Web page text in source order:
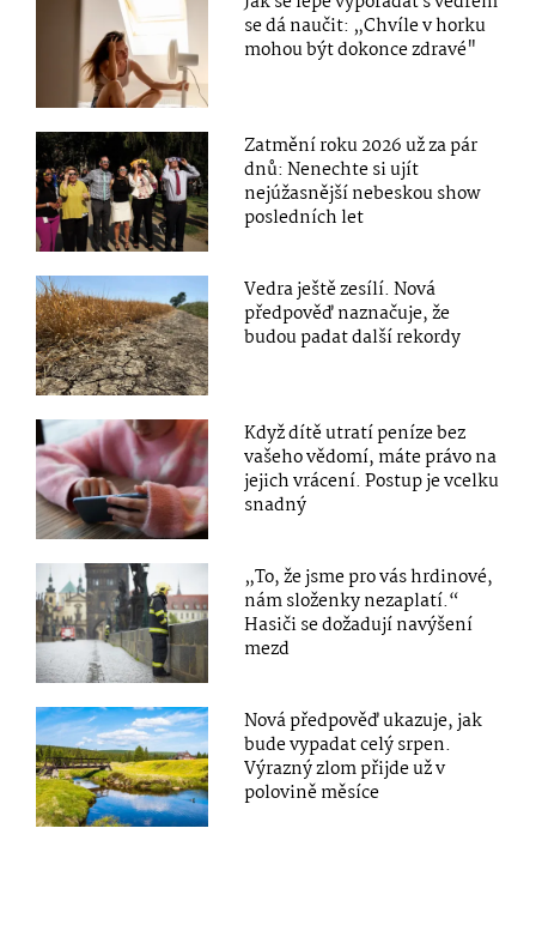
se dá naučit: „Chvíle v horku
mohou být dokonce zdravé"
Zatmění roku 2026 už za pár
dnů: Nenechte si ujít
nejúžasnější nebeskou show
posledních let
Vedra ještě zesílí. Nová
předpověď naznačuje, že
budou padat další rekordy
Když dítě utratí peníze bez
vašeho vědomí, máte právo na
jejich vrácení. Postup je vcelku
snadný
„To, že jsme pro vás hrdinové,
nám složenky nezaplatí.“
Hasiči se dožadují navýšení
mezd
Nová předpověď ukazuje, jak
bude vypadat celý srpen.
Výrazný zlom přijde už v
polovině měsíce